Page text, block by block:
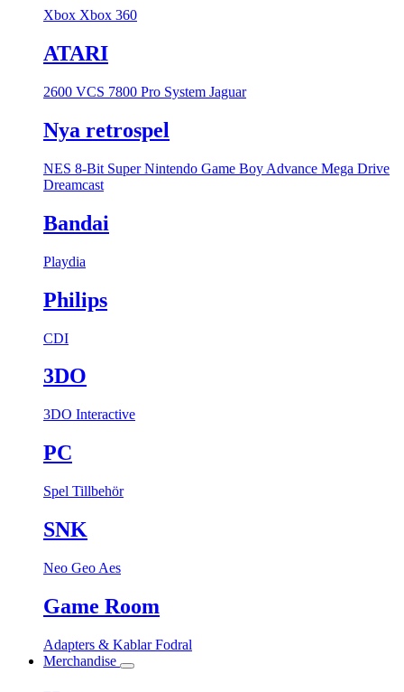
Xbox Xbox 360
ATARI
2600 VCS 7800 Pro System Jaguar
Nya retrospel
NES 8-Bit Super Nintendo Game Boy Advance Mega Drive
Dreamcast
Bandai
Playdia
Philips
CDI
3DO
3DO Interactive
PC
Spel Tillbehör
SNK
Neo Geo Aes
Game Room
Adapters & KablarFodral
Merchandise